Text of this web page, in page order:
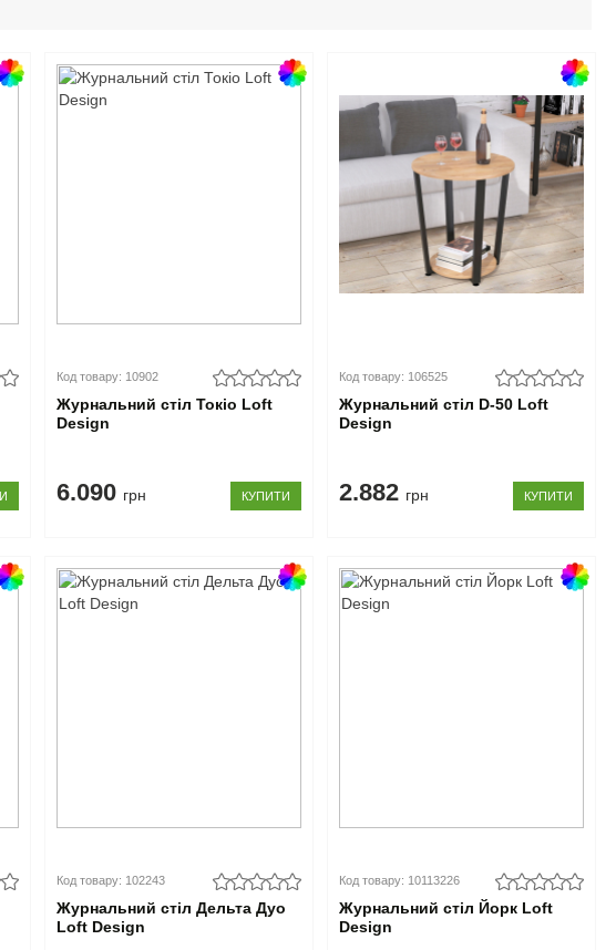
Код товару: 10902
Журнальний стіл Токіо Loft
Design
6.090 грн КУПИТИ
Код товару: 106525
Журнальний стіл D-50 Loft
Design
2.882 грн КУПИТИ
Код товару: 102243
Журнальний стіл Дельта Дуо
Loft Design
Код товару: 10113226
Журнальний стіл Йорк Loft
Design